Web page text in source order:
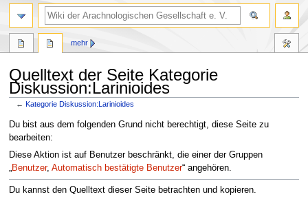
Quelltext der Seite Kategorie
Diskussion:Larinioides
←Kategorie Diskussion:Larinioides
Zur
Navigation
springen
Zur
Suche
springen
Du bist aus dem folgenden Grund nicht berechtigt, diese Seite zu
bearbeiten:
Diese Aktion ist auf Benutzer beschränkt, die einer der Gruppen
„Benutzer, Automatisch bestätigte Benutzer“ angehören.
Du kannst den Quelltext dieser Seite betrachten und kopieren.
mehr